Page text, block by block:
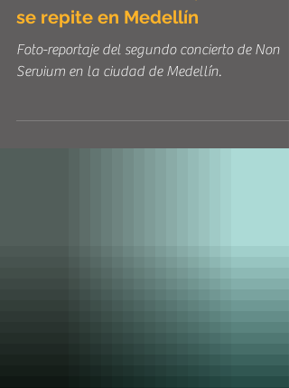
NON SERVIUM ARMY, la historia
se repite en Medellín
Foto-reportaje del segundo concierto de Non